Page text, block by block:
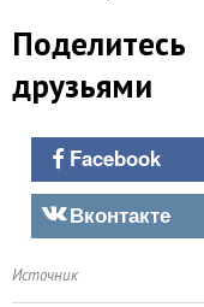
друзьями
Facebook
Вконтакте
Источник